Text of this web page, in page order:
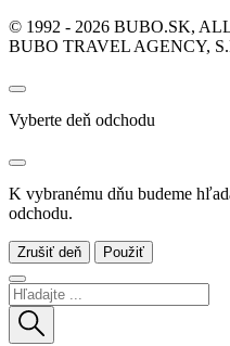
© 1992 - 2026 BUBO.SK,
BUBO TRAVEL AGENCY,
Vyberte deň odchodu
K vybranému dňu budeme
odchodu.
Zrušiť deň Použiť